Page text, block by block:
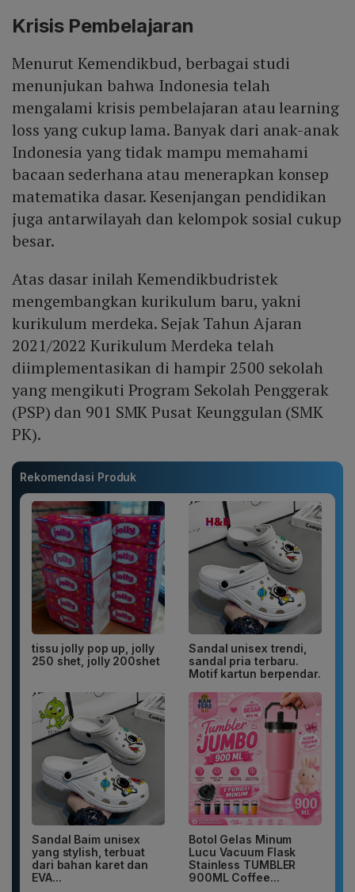
Krisis Pembelajaran
Menurut Kemendikbud, berbagai studi
menunjukan bahwa Indonesia telah
mengalami krisis pembelajaran atau learning
loss yang cukup lama. Banyak dari anak-anak
Indonesia yang tidak mampu memahami
bacaan sederhana atau menerapkan konsep
matematika dasar. Kesenjangan pendidikan
juga antarwilayah dan kelompok sosial cukup
besar.
Atas dasar inilah Kemendikbudristek
mengembangkan kurikulum baru, yakni
kurikulum merdeka. Sejak Tahun Ajaran
2021/2022 Kurikulum Merdeka telah
diimplementasikan di hampir 2500 sekolah
yang mengikuti Program Sekolah Penggerak
(PSP) dan 901 SMK Pusat Keunggulan (SMK
PK).
Rekomendasi Produk
tissu jolly pop up, jolly
250 shet, jolly 200shet
Sandal unisex trendi,
sandal pria terbaru.
Motif kartun berpendar.
Sandal Baim unisex
yang stylish, terbuat
dari bahan karet dan
EVA...
Botol Gelas Minum
Lucu Vacuum Flask
Stainless TUMBLER
900ML Coffee...